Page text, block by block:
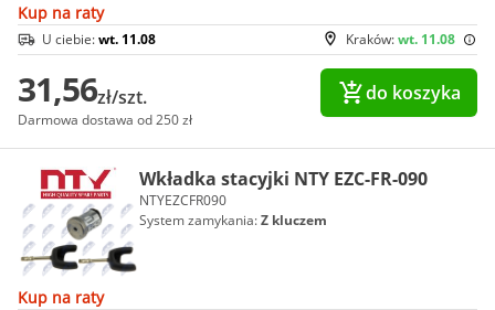
Kup na raty
Kraków:wt. 11.08
U ciebie:wt. 11.08
31,56zł/szt.
Darmowa dostawa od 250 zł
do koszyka
Wkładka stacyjki NTY EZC-FR-090
NTYEZCFR090
System zamykania:Z kluczem
Kup na raty